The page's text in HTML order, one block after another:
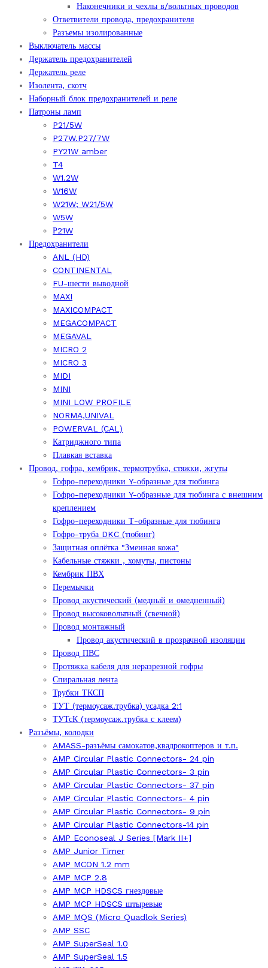
Наконечники и чехлы в/вольтных проводов
Ответвители провода, предохранителя
Разъемы изолированные
Выключатель массы
Держатель предохранителей
Держатель реле
Изолента, скотч
Наборный блок предохранителей и реле
Патроны ламп
P21/5W
P27W.P27/7W
PY21W amber
T4
W1.2W
W16W
W21W; W21/5W
W5W
Р21W
Предохранители
ANL (HD)
CONTINENTAL
FU-шести выводной
MAXI
MAXICOMPACT
MEGACOMPACT
MEGAVAL
MICRO 2
MICRO 3
MIDI
MINI
MINI LOW PROFILE
NORMA,UNIVAL
POWERVAL (CAL)
Катриджного типа
Плавкая вставка
Провод, гофра, кембрик, термотрубка, стяжки, жгуты
Гофро-переходники Y-образные для тюбинга
Гофро-переходники Y-образные для тюбинга с внешним
креплением
Гофро-переходники Т-образные для тюбинга
Гофро-труба DKC (тюбинг)
Защитная оплётка "Змеиная кожа"
Кабельные стяжки , хомуты, пистоны
Кембрик ПВХ
Перемычки
Провод акустический (медный и омедненный)
Провод высоковольтный (свечной)
Провод монтажный
Провод акустический в прозрачной изоляции
Провод ПВС
Протяжка кабеля для неразрезной гофры
Спиральная лента
Трубки ТКСП
ТУТ (термоусаж.трубка) усадка 2:1
ТУТсК (термоусаж.трубка с клеем)
Разъёмы, колодки
AMASS-разъёмы самокатов,квадрокоптеров и т.п.
AMP Circular Plastic Connectors- 24 pin
AMP Circular Plastic Connectors- 3 pin
AMP Circular Plastic Connectors- 37 pin
AMP Circular Plastic Connectors- 4 pin
AMP Circular Plastic Connectors- 9 pin
AMP Circular Plastic Connectors-14 pin
AMP Econoseal J Series [Mark II+]
AMP Junior Timer
AMP MCON 1.2 mm
AMP MCP 2.8
AMP MCP HDSCS гнездовые
AMP MCP HDSCS штыревые
AMP MQS (Micro Quadlok Series)
AMP SSC
AMP SuperSeal 1.0
AMP SuperSeal 1.5